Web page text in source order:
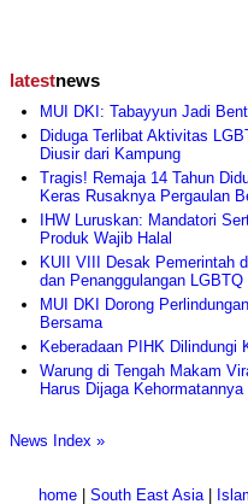
latestnews
MUI DKI: Tabayyun Jadi
Diduga Terlibat Aktivitas
Diusir dari Kampung
Tragis! Remaja 14 Tahun
Keras Rusaknya Pergaulan
IHW Luruskan: Mandatori
Produk Wajib Halal
KUII VIII Desak Pemerintah
dan Penanggulangan LGBTQ
MUI DKI Dorong
Bersama
Keberadaan PIHK Dilindungi
Warung di Tengah Makam
Harus Dijaga Kehormatannya
News Index »
home| South East Asia|